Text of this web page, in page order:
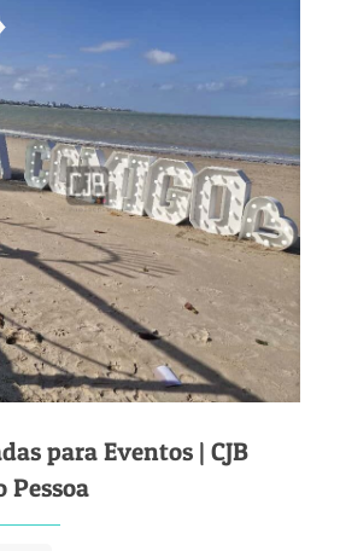
para Eventos | CJB
Pessoa